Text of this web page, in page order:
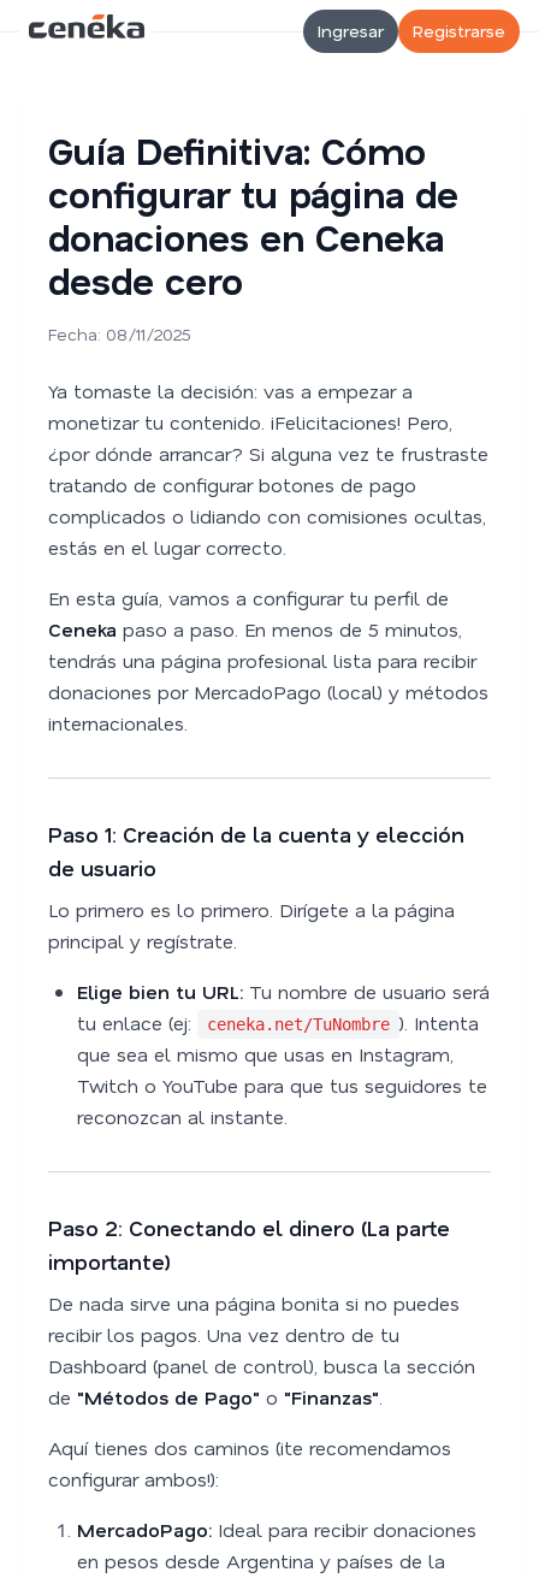
Ingresar Registrarse
Guía Definitiva: Cómo
configurar tu página de
donaciones en Ceneka
desde cero
Fecha: 08/11/2025
Ya tomaste la decisión: vas a empezar a
monetizar tu contenido. ¡Felicitaciones! Pero,
¿por dónde arrancar? Si alguna vez te frustraste
tratando de configurar botones de pago
complicados o lidiando con comisiones ocultas,
estás en el lugar correcto.
En esta guía, vamos a configurar tu perfil de
Ceneka paso a paso. En menos de 5 minutos,
tendrás una página profesional lista para recibir
donaciones por MercadoPago (local) y métodos
internacionales.
Paso 1: Creación de la cuenta y elección
de usuario
Lo primero es lo primero. Dirígete a la página
principal y regístrate.
Elige bien tu URL: Tu nombre de usuario será
tu enlace (ej:
ceneka.net/TuNombre ). Intenta
que sea el mismo que usas en Instagram,
Twitch o YouTube para que tus seguidores te
reconozcan al instante.
Paso 2: Conectando el dinero (La parte
importante)
De nada sirve una página bonita si no puedes
recibir los pagos. Una vez dentro de tu
Dashboard (panel de control), busca la sección
de "Métodos de Pago" o "Finanzas"
Aquí tienes dos caminos (¡te recomendamos
configurar ambos!):
MercadoPago: Ideal para recibir donaciones
en pesos desde Argentina y países de la